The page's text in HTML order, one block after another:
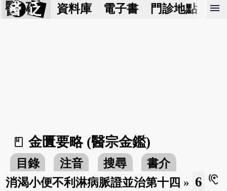
醫 砭 資料庫 電子書 門診地點 預
menu
book_2
金匱要略 (醫宗金鑑)
目錄 注音 搜尋
書介
消渴小便不利淋病脈證並治第十四 » 6 hearing